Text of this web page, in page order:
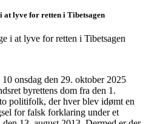
at lyve for retten i Tibetsagen
i at lyve for retten i Tibetsagen
onsdag den 29. oktober 2025
byrettens dom fra den 1.
politifolk, der hver blev idømt en
for falsk forklaring under et